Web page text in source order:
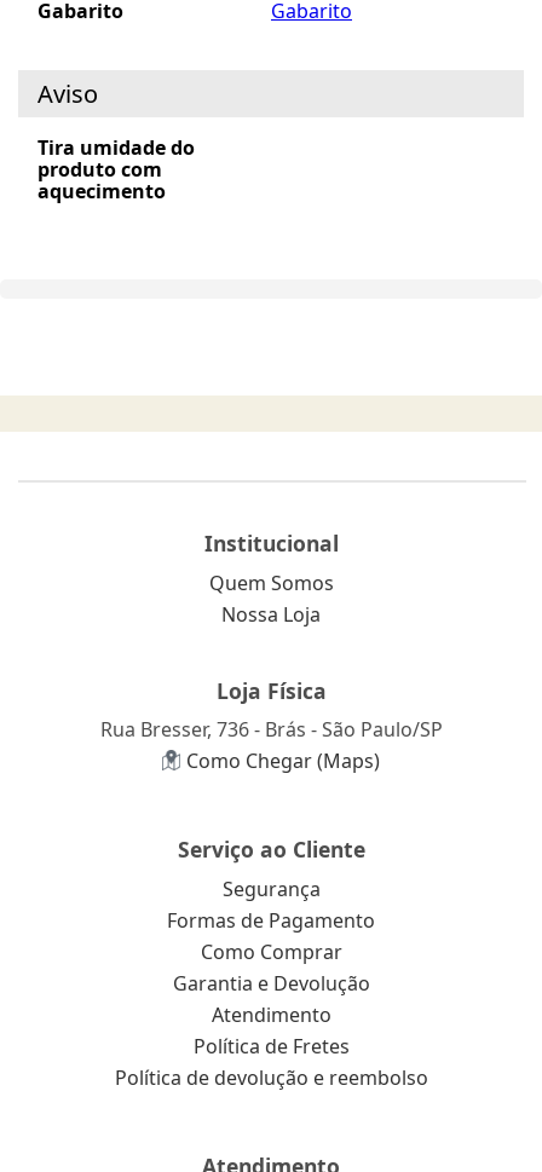
Gabarito Gabarito
Aviso
Tira umidade do
produto com
aquecimento
Institucional
Quem Somos
Nossa Loja
Loja Física
Rua Bresser, 736 - Brás - São Paulo/SP
Como Chegar (Maps)
Serviço ao Cliente
Segurança
Formas de Pagamento
Como Comprar
Garantia e Devolução
Atendimento
Política de Fretes
Política de devolução e reembolso
Atendimento